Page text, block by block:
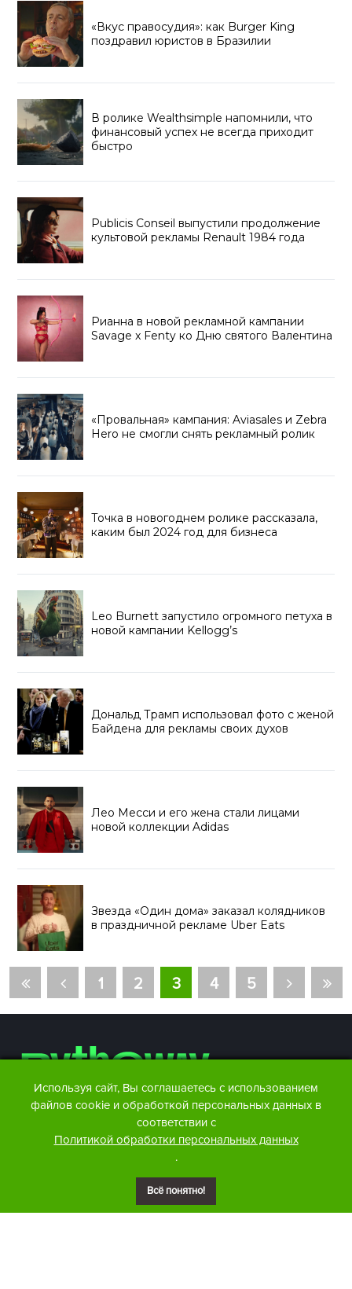
«Вкус правосудия»: как Burger King
поздравил юристов в Бразилии
В ролике Wealthsimple напомнили, что
финансовый успех не всегда приходит
быстро
Publicis Conseil выпустили продолжение
культовой рекламы Renault 1984 года
Рианна в новой рекламной кампании
Savage x Fenty ко Дню святого Валентина
«Провальная» кампания: Aviasales и Zebra
Hero не смогли снять рекламный ролик
Точка в новогоднем ролике рассказала,
каким был 2024 год для бизнеса
Leo Burnett запустило огромного петуха в
новой кампании Kellogg’s
Дональд Трамп использовал фото с женой
Байдена для рекламы своих духов
Лео Месси и его жена стали лицами
новой коллекции Adidas
Звезда «Один дома» заказал колядников
в праздничной рекламе Uber Eats
1 2 3 4 5
Контакты редакции:
Facebook
Youtube
Используя сайт, Вы соглашаетесь с использованием
файлов cookie и обработкой персональных данных в
соответствии с
Политикой обработки персональных данных
.
Всё понятно!